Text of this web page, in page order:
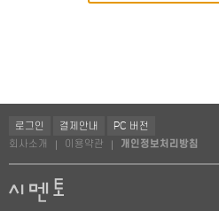
로그인 결제안내
PC 버전
회사소개
이용약관 개인정보처리방침